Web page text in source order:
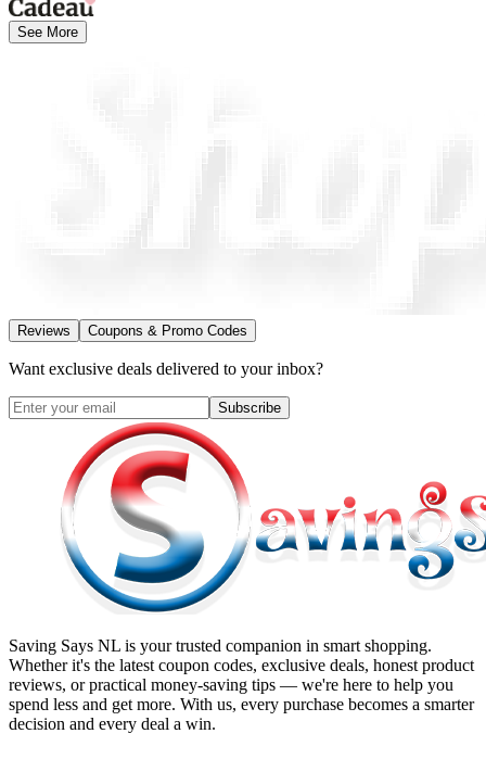
See More
Reviews Coupons & Promo Codes
Want exclusive deals delivered to your inbox?
Subscribe
Saving Says NL is your trusted companion in smart shopping.
Whether it's the latest coupon codes, exclusive deals, honest product
reviews, or practical money-saving tips — we're here to help you
spend less and get more. With us, every purchase becomes a smarter
decision and every deal a win.